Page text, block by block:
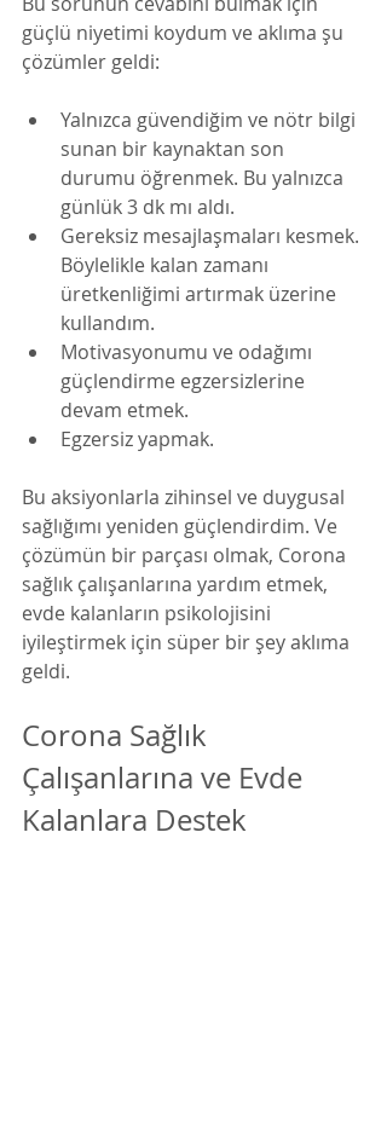
güçlü niyetimi koydum ve aklıma şu
çözümler geldi:
Yalnızca güvendiğim ve nötr bilgi
sunan bir kaynaktan son
durumu öğrenmek. Bu yalnızca
günlük 3 dk mı aldı.
Gereksiz mesajlaşmaları kesmek.
Böylelikle kalan zamanı
üretkenliğimi artırmak üzerine
kullandım.
Motivasyonumu ve odağımı
güçlendirme egzersizlerine
devam etmek.
Egzersiz yapmak.
Bu aksiyonlarla zihinsel ve duygusal
sağlığımı yeniden güçlendirdim. Ve
çözümün bir parçası olmak, Corona
sağlık çalışanlarına yardım etmek,
evde kalanların psikolojisini
iyileştirmek için süper bir şey aklıma
geldi.
Corona Sağlık
Çalışanlarına ve Evde
Kalanlara Destek